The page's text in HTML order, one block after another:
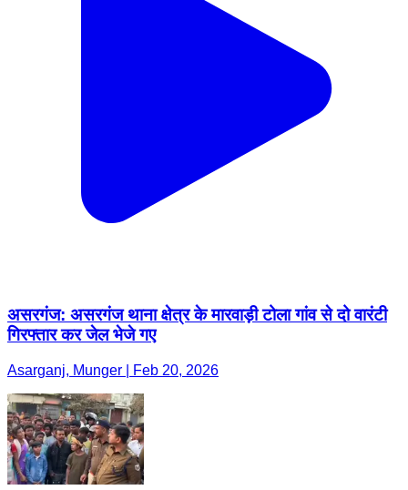
असरगंज: असरगंज थाना क्षेत्र के मारवाड़ी टोला गांव से दो वारंटी
गिरफ्तार कर जेल भेजे गए
Asarganj, Munger | Feb 20, 2026